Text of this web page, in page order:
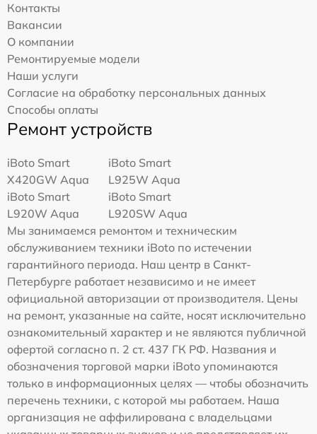
Контакты
Вакансии
О компании
Ремонтируемые модели
Наши услуги
Согласие на обработку персональных данных
Способы оплаты
Ремонт устройств
iBoto Smart
Х420GW Aqua
iBoto Smart
L925W Aqua
iBoto Smart
L920W Aqua
iBoto Smart
L920SW Aqua
Мы занимаемся ремонтом и техническим
обслуживанием техники iBoto по истечении
гарантийного периода. Наш центр в Санкт-
Петербурге работает независимо и не имеет
официальной авторизации от производителя. Цены
на ремонт, указанные на сайте, носят исключительно
ознакомительный характер и не являются публичной
офертой согласно п. 2 ст. 437 ГК РФ. Названия и
обозначения торговой марки iBoto упоминаются
только в информационных целях — чтобы обозначить
перечень техники, с которой мы работаем. Наша
организация не аффилирована с владельцами